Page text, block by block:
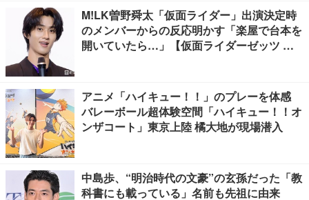
M!LK曽野舜太「仮面ライダー」出演決定時
のメンバーからの反応明かす「楽屋で台本を
開いていたら…」【仮面ライダーゼッツ さ
アニメ「ハイキュー！！」のプレーを体感
バレーボール超体験空間「ハイキュー！！オ
ンザコート」東京上陸 橘大地が現場潜入
中島歩、“明治時代の文豪”の玄孫だった「教
科書にも載っている」名前も先祖に由来